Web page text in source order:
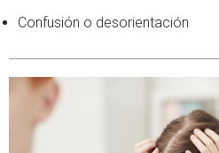
Confusión o desorientación